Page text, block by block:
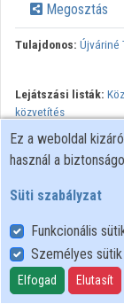
Megosztás
Tulajdonos: Újváriné
Lejátszási listák:
közvetítés
Minden jog
Felhasználói szabályzat
Adatkezelési tájékoztató
Süti szabályzat
Ez a weboldal
használ a
Süti szabályzat
Funkcionális
Személyes
Elfogad Elutasít